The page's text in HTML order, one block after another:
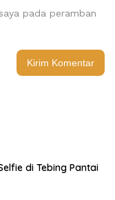
pada peramban
di Tebing Pantai